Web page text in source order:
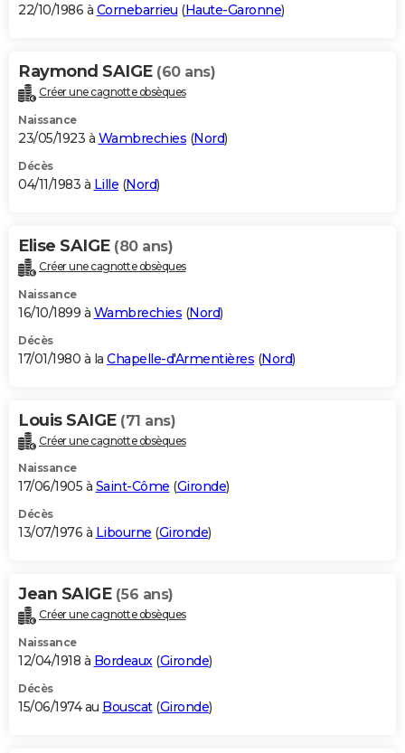
22/10/1986 à Cornebarrieu (Haute-Garonne)
Raymond SAIGE (60 ans)
Créer une cagnotte obsèques
Naissance
23/05/1923 à Wambrechies (Nord)
Décès
04/11/1983 à Lille (Nord)
Elise SAIGE (80 ans)
Créer une cagnotte obsèques
Naissance
16/10/1899 à Wambrechies (Nord)
Décès
17/01/1980 à la Chapelle-d'Armentières (Nord)
Louis SAIGE (71 ans)
Créer une cagnotte obsèques
Naissance
17/06/1905 à Saint-Côme (Gironde)
Décès
13/07/1976 à Libourne (Gironde)
Jean SAIGE (56 ans)
Créer une cagnotte obsèques
Naissance
12/04/1918 à Bordeaux(Gironde)
Décès
15/06/1974 au Bouscat(Gironde)